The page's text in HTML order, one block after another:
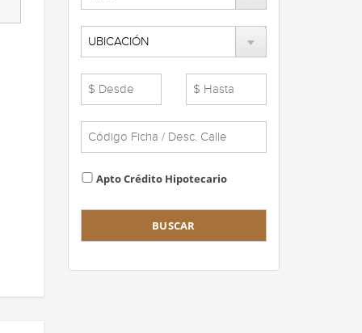
Apto Crédito Hipotecario